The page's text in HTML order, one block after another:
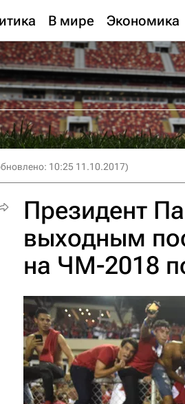
В мире Экономика
10:25 11.10.2017)
Президент
выходным
на ЧМ-2018